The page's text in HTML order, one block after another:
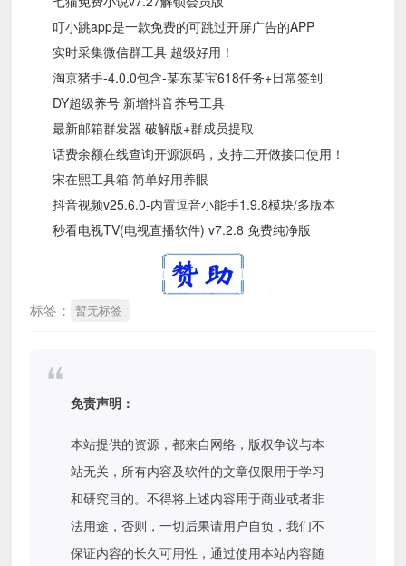
叮小跳app是一款免费的可跳过开屏广告的APP
实时采集微信群工具 超级好用！
淘京猪手-4.0.0包含-某东某宝618任务+日常签到
DY超级养号 新增抖音养号工具
最新邮箱群发器 破解版+群成员提取
话费余额在线查询开源源码，支持二开做接口使用！
宋在熙工具箱 简单好用养眼
抖音视频v25.6.0-内置逗音小能手1.9.8模块/多版本
秒看电视TV(电视直播软件) v7.2.8 免费纯净版
标签： 暂无标签
免责声明：
本站提供的资源，都来自网络，版权争议与本
站无关，所有内容及软件的文章仅限用于学习
和研究目的。不得将上述内容用于商业或者非
法用途，否则，一切后果请用户自负，我们不
保证内容的长久可用性，通过使用本站内容随